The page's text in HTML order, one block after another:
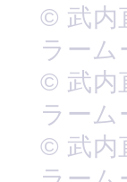
© 武内
ラーム
© 武内
ラーム
© 武内